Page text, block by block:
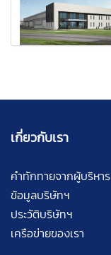
เกี่ยวกับเรา
คำทักทายจากผู้บริหาร
ข้อมูลบริษัทฯ
ประวัติบริษัทฯ
เครือข่ายของเรา